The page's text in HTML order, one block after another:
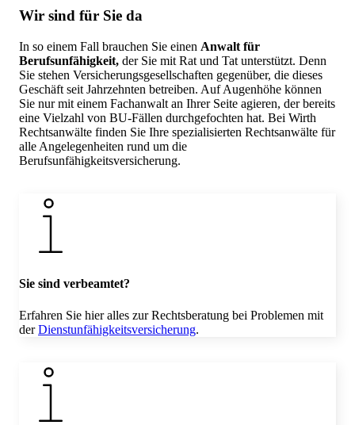
Wir sind für Sie da
In so einem Fall brauchen Sie einen Anwalt für
Berufsunfähigkeit, der Sie mit Rat und Tat unterstützt. Denn
Sie stehen Versicherungsgesellschaften gegenüber, die dieses
Geschäft seit Jahrzehnten betreiben. Auf Augenhöhe können
Sie nur mit einem Fachanwalt an Ihrer Seite agieren, der bereits
eine Vielzahl von BU-Fällen durchgefochten hat. Bei Wirth
Rechtsanwälte finden Sie Ihre spezialisierten Rechtsanwälte für
alle Angelegenheiten rund um die
Berufsunfähigkeitsversicherung.
Sie sind verbeamtet?
Erfahren Sie hier alles zur Rechtsberatung bei Problemen mit
derDienstunfähigkeitsversicherung.